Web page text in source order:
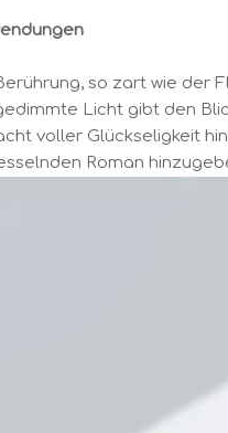
so zart wie der
Licht gibt den
voller Glückseligkeit
Roman